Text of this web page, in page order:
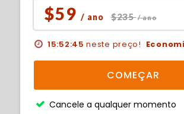
$59 / ano $235/ ano
15:52:44 neste preço!
COMEÇAR
Cancele a qualquer momento